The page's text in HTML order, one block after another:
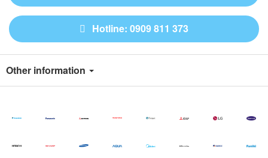
Hotline: 0909 811 373
Other information